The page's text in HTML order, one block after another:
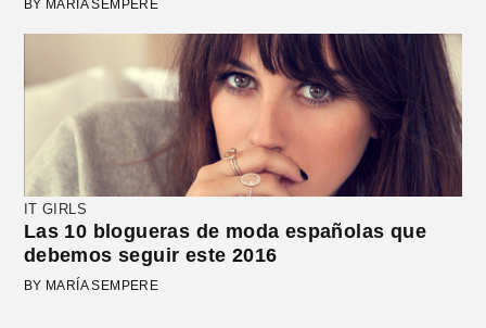
BY MARÍA SEMPERE
IT GIRLS
Las 10 blogueras de moda españolas que
debemos seguir este 2016
BY MARÍA SEMPERE